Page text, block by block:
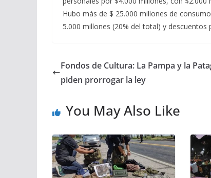
Hubo más de $ 25.000 millones de
5.000 millones (20% del total) y
Fondos de Cultura: La Pampa y la
piden prorrogar la ley
You May Also Like